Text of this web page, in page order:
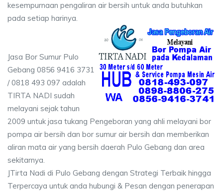
kesempurnaan pengaliran air bersih untuk anda butuhkan
pada setiap harinya.
Jasa Bor Sumur Pulo
Gebang 0856 9416 3731
/ 0818 493 097 adalah
TIRTA NADI sudah
melayani sejak tahun
2009 untuk jasa tukang Pengeboran yang ahli melayani bor
pompa air bersih dan bor sumur air bersih dan memberikan
aliran mata air yang bersih daerah Pulo Gebang dan area
sekitarnya.
JTirta Nadi di Pulo Gebang dengan Strategi Terbaik hingga
Terpercaya untuk anda hubungi & Pesan dengan penerapan